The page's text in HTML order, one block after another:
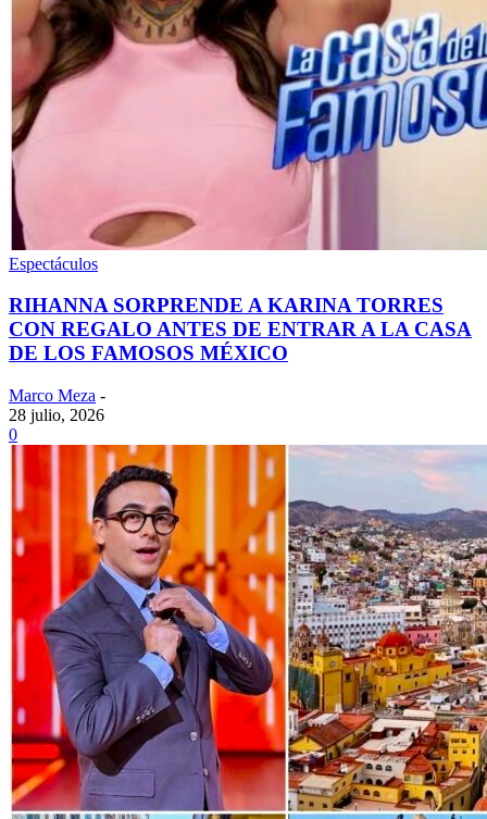
Espectáculos
RIHANNA SORPRENDE A KARINA TORRES
CON REGALO ANTES DE ENTRAR A LA CASA
DE LOS FAMOSOS MÉXICO
Marco Meza -
28 julio, 2026
0